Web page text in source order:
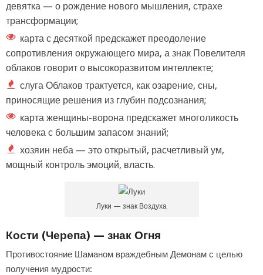
девятка — о рождение нового мышления, страхе
трансформации;
карта с десяткой предскажет преодоление
сопротивления окружающего мира, а знак Повелителя
облаков говорит о высокоразвитом интеллекте;
слуга Облаков трактуется, как озарение, сны,
приносящие решения из глубин подсознания;
карта женщины-ворона предскажет многоликость
человека с большим запасом знаний;
хозяин неба — это открытый, расчетливый ум,
мощный контроль эмоций, власть.
Луки — знак Воздуха
Кости (Черепа) — знак Огня
Противостояние Шаманом враждебным Демонам с целью
получения мудрости: